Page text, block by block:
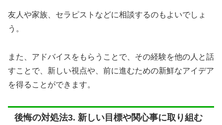
友人や家族、セラピストなどに相談するのもよいでしょ
う。
また、アドバイスをもらうことで、その経験を他の人と話
すことで、新しい視点や、前に進むための新鮮なアイデア
を得ることができます。
後悔の対処法3. 新しい目標や関心事に取り組む